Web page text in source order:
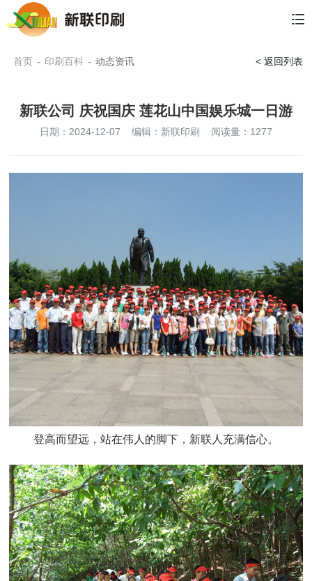
首页 - 印刷百科 - 动态资讯 < 返回列表
新联公司 庆祝国庆 莲花山中国娱乐城一日游
日期：2024-12-07 编辑：新联印刷 阅读量： 1277
登高而望远，站在伟人的脚下，新联人充满信心。